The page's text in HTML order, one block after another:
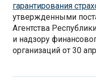
гарантирования
утвержденными
Агентства
и надзору
организаций от 30